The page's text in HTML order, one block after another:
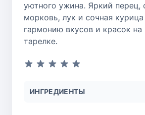
уютного ужина. Яркий перец,
морковь, лук и сочная
гармонию вкусов и красок на
тарелке.
ИНГРЕДИЕНТЫ